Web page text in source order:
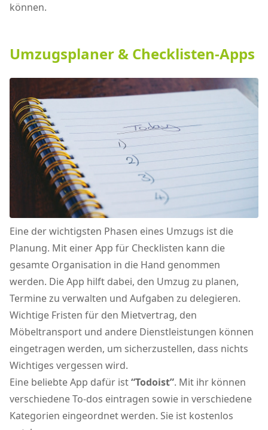
können.
Umzugsplaner & Checklisten-Apps
Eine der wichtigsten Phasen eines Umzugs ist die
Planung. Mit einer App für Checklisten kann die
gesamte Organisation in die Hand genommen
werden. Die App hilft dabei, den Umzug zu planen,
Termine zu verwalten und Aufgaben zu delegieren.
Wichtige Fristen für den Mietvertrag, den
Möbeltransport und andere Dienstleistungen können
eingetragen werden, um sicherzustellen, dass nichts
Wichtiges vergessen wird.
Eine beliebte App dafür ist“Todoist”. Mit ihr können
verschiedene To-dos eintragen sowie in verschiedene
Kategorien eingeordnet werden. Sie ist kostenlos